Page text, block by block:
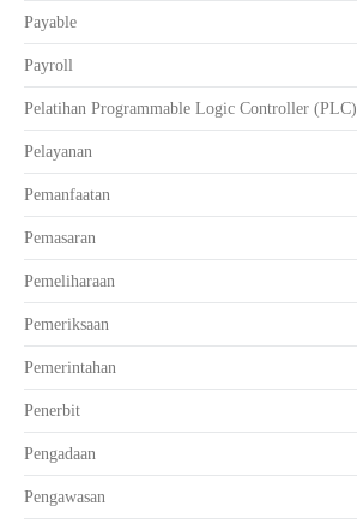
Payable
Payroll
Pelatihan Programmable Logic Controller (PLC)
Pelayanan
Pemanfaatan
Pemasaran
Pemeliharaan
Pemeriksaan
Pemerintahan
Penerbit
Pengadaan
Pengawasan